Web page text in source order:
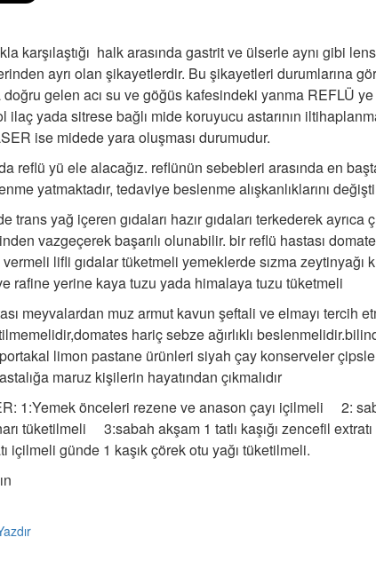
karşılaştığı halk arasında gastrit ve ülserle aynı gibi
ayrı olan şikayetlerdir. Bu şikayetleri durumlarına
gelen acı su ve göğüs kafesindeki yanma REFLÜ
ilaç yada sitrese bağlı mide koruyucu astarının
ise midede yara oluşması durumudur.
reflü yü ele alacağız. reflünün sebebleri arasında en
yatmaktadır, tedaviye beslenme alışkanlıklarını
yağ içeren gıdaları hazır gıdaları terkederek ayrıca
vazgeçerek başarılı olunabilir. bir reflü hastası
lifli gıdalar tüketmeli yemeklerde sızma zeytinyağı
rafine yerine kaya tuzu yada himalaya tuzu tüketmeli
meyvalardan muz armut kavun şeftali ve elmayı tercih
hariç sebze ağırlıklı
limon pastane ürünleri siyah çay konserveler
maruz kişilerin hayatından çıkmalıdır
önceleri rezene ve anason çayı içilmeli 2:
tüketilmeli 3:sabah akşam 1 tatlı kaşığı zencefil extratı
içilmeli günde 1 kaşık çörek otu yağı tüketilmeli.